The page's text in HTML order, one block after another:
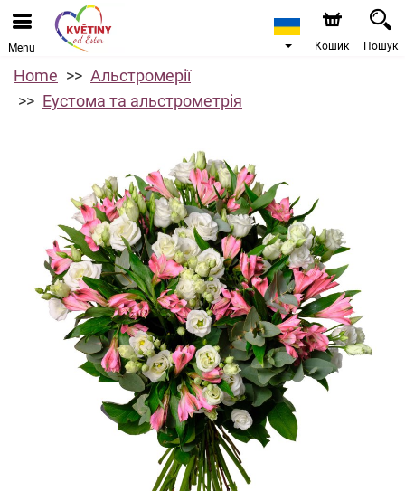
Menu Кошик Пошук
Home
Альстромерії
Еустома та альстрометрія